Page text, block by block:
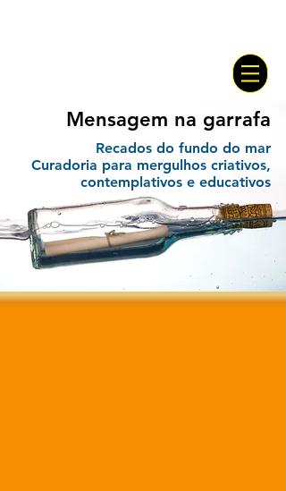
Mensagem na garrafa
Recados do fundo do mar
Curadoria para mergulhos criativos,
contemplativos e educativos